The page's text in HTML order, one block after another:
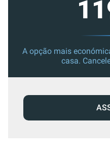
A opção mais
casa.